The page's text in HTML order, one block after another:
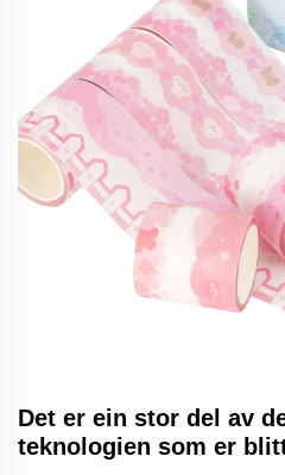
Det er ein stor del av
teknologien som er